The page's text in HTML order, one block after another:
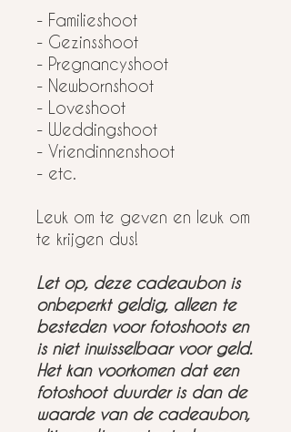
- Familieshoot
- Gezinsshoot
- Pregnancyshoot
- Newbornshoot
- Loveshoot
- Weddingshoot
- Vriendinnenshoot
- etc.
Leuk om te geven en leuk om
te krijgen dus!
Let op, deze cadeaubon is
onbeperkt geldig, alleen te
besteden voor fotoshoots en
is niet inwisselbaar voor geld.
Het kan voorkomen dat een
fotoshoot duurder is dan de
waarde van de cadeaubon,